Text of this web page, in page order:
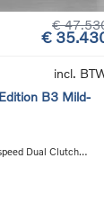
€
€
incl.
B3 Mild-
Dual Clutch